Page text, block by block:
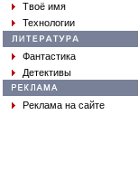
Твоё имя
Технологии
Фантастика
Детективы
Реклама на сайте